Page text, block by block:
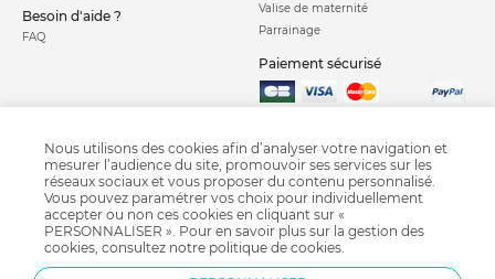
Besoin d'aide ?
FAQ
Valise de maternité
Parrainage
Paiement sécurisé
Nous utilisons des cookies afin d’analyser votre navigation et
mesurer l’audience du site, promouvoir ses services sur les
réseaux sociaux et vous proposer du contenu personnalisé.
Vous pouvez paramétrer vos choix pour individuellement
accepter ou non ces cookies en cliquant sur «
PERSONNALISER ». Pour en savoir plus sur la gestion des
cookies, consultez notre politique de cookies.